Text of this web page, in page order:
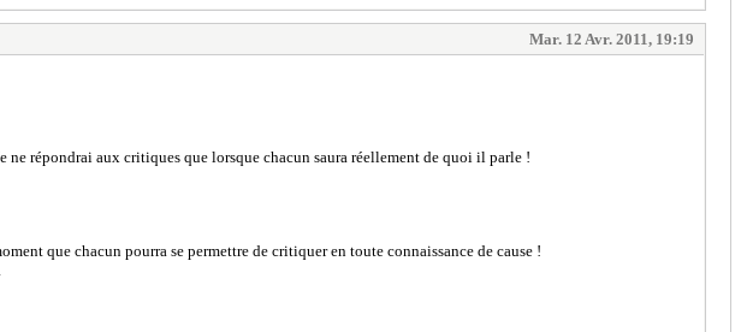
Mar. 12 Avr. 2011, 19:19
ne répondrai aux critiques que lorsque chacun saura réellement de quoi il parle !
que chacun pourra se permettre de critiquer en toute connaissance de cause !